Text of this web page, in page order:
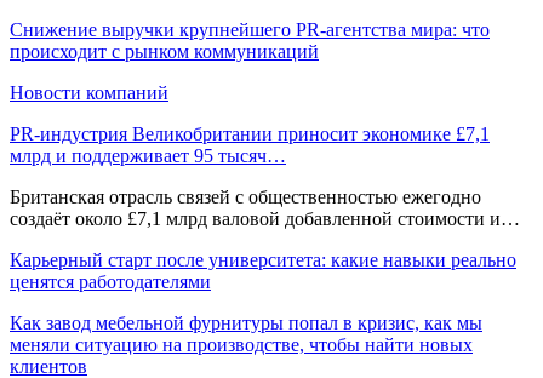
Снижение выручки крупнейшего PR-агентства мира: что
происходит с рынком коммуникаций
Новости компаний
PR-индустрия Великобритании приносит экономике £7,1
млрд и поддерживает 95 тысяч…
Британская отрасль связей с общественностью ежегодно
создаёт около £7,1 млрд валовой добавленной стоимости и…
Карьерный старт после университета: какие навыки реально
ценятся работодателями
Как завод мебельной фурнитуры попал в кризис, как мы
меняли ситуацию на производстве, чтобы найти новых
клиентов